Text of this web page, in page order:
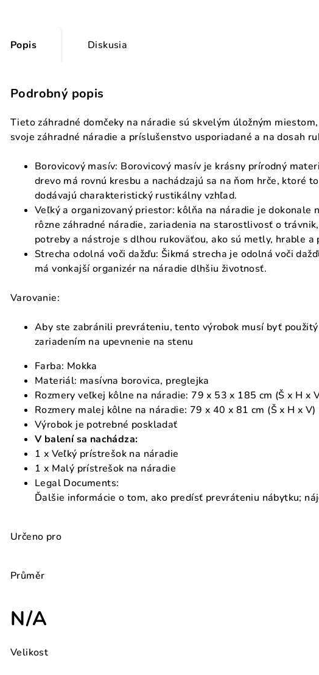
Popis Diskusia
Podrobný popis
Tieto záhradné domčeky na náradie sú skvelým úložným
svoje záhradné náradie a príslušenstvo usporiadané a na dosah
Borovicový masív: Borovicový masív je krásny prírodný
drevo má rovnú kresbu a nachádzajú sa na ňom hrče, ktoré
dodávajú charakteristický rustikálny vzhľad.
Veľký a organizovaný priestor: kôlňa na náradie je dokonale
rôzne záhradné náradie, zariadenia na starostlivosť o
potreby a nástroje s dlhou rukoväťou, ako sú metly, hrable a
Strecha odolná voči dažďu: Šikmá strecha je odolná voči
má vonkajší organizér na náradie dlhšiu životnosť.
Varovanie:
Aby ste zabránili prevráteniu, tento výrobok musí byť
zariadením na upevnenie na stenu
Farba: Mokka
Materiál: masívna borovica, preglejka
Rozmery veľkej kôlne na náradie: 79 x 53 x 185 cm (Š x H x
Rozmery malej kôlne na náradie: 79 x 40 x 81 cm (Š x H x V)
Výrobok je potrebné poskladať
V balení sa nachádza:
1 x Veľký prístrešok na náradie
1 x Malý prístrešok na náradie
Legal Documents:
Ďalšie informácie o tom, ako predísť prevráteniu nábytku;
Určeno pro
Průměr
N/A
Velikost